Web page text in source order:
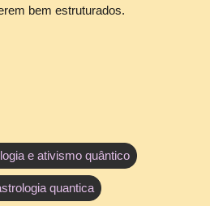
bem estruturados.
e ativismo quântico
quantica